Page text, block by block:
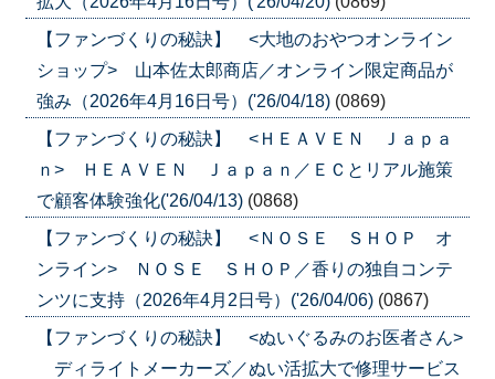
【ファンづくりの秘訣】 <大地のおやつオンライン
ショップ> 山本佐太郎商店／オンライン限定商品が
強み（2026年4月16日号）('26/04/18) (0869)
【ファンづくりの秘訣】 <ＨＥＡＶＥＮ Ｊａｐａ
ｎ> ＨＥＡＶＥＮ Ｊａｐａｎ／ＥＣとリアル施策
で顧客体験強化('26/04/13) (0868)
【ファンづくりの秘訣】 <ＮＯＳＥ ＳＨＯＰ オ
ンライン> ＮＯＳＥ ＳＨＯＰ／香りの独自コンテ
ンツに支持（2026年4月2日号）('26/04/06) (0867)
【ファンづくりの秘訣】 <ぬいぐるみのお医者さん>
ディライトメーカーズ／ぬい活拡大で修理サービス